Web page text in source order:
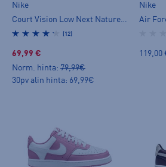
Nike
(12)
69,99 €
Norm. hinta: 79,99€
30pv alin hinta: 69,99€
Nike
Air
119,00